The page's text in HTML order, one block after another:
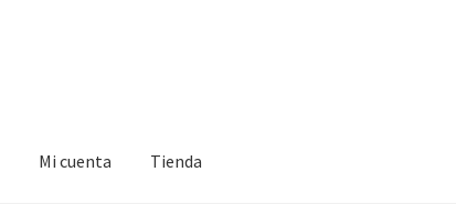
Mi cuenta Tienda